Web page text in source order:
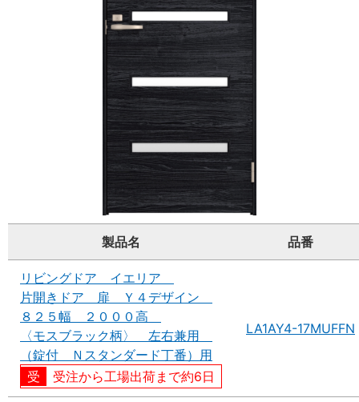
製品名 品番
リビングドア イエリア
片開きドア 扉 Ｙ４デザイン
８２５幅 ２０００高
〈モスブラック柄〉 左右兼用
（錠付 Ｎスタンダード丁番）用
受注から工場出荷まで約6日
LA1AY4-17MUFFN